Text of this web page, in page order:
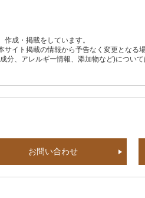
成・掲載をしています。
イト掲載の情報から予告なく変更となる場
分、アレルギー情報、添加物など)につい
お問い合わせ